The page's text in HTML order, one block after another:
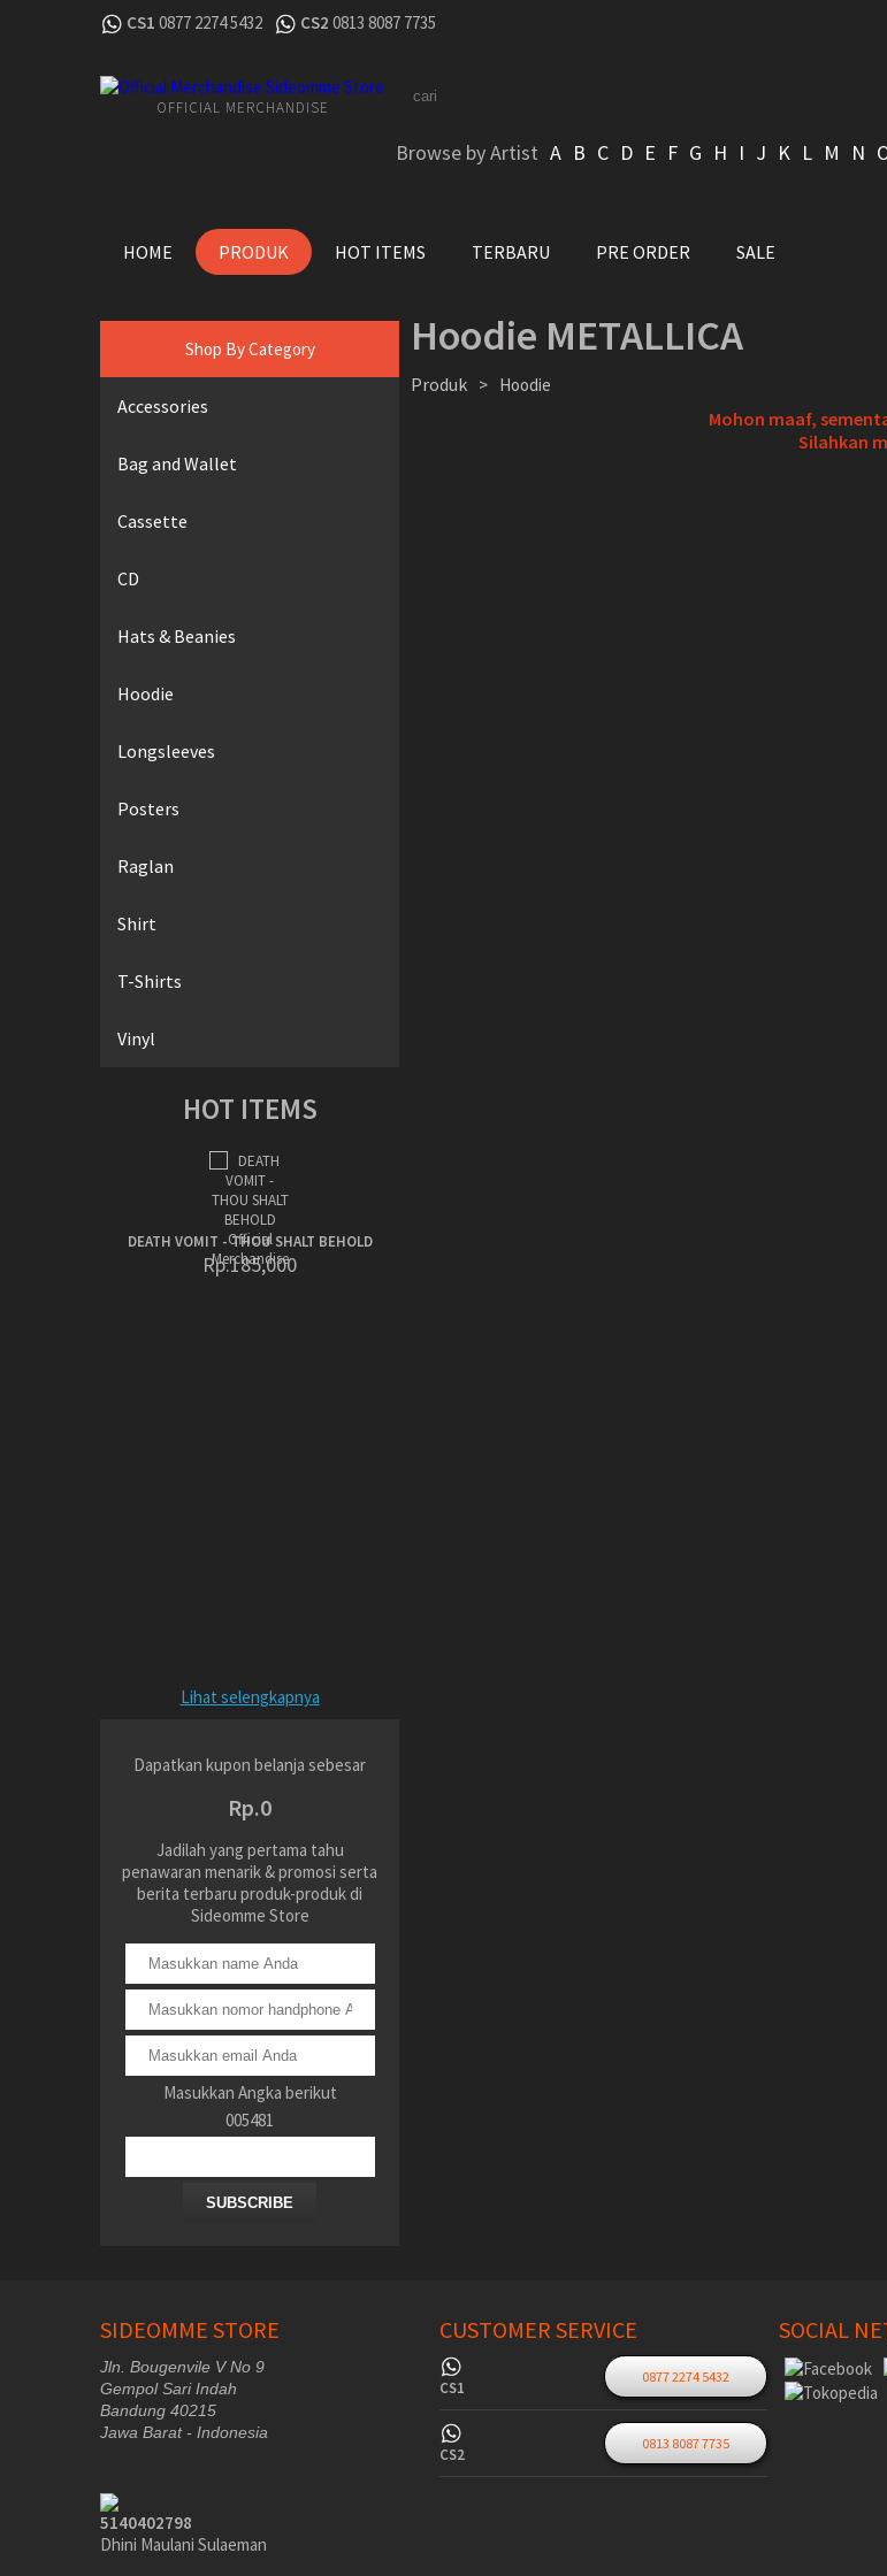
CS1 0877 2274 5432 CS2 0813 8087 7735
OFFICIAL MERCHANDISE
Browse by Artist A B C D E F G H I J K L M N
HOME PRODUK HOT ITEMS TERBARU PRE ORDER SALE
Shop By Category
Accessories
Bag and Wallet
Cassette
CD
Hats & Beanies
Hoodie
Longsleeves
Posters
Raglan
Shirt
T-Shirts
Vinyl
HOT ITEMS
DEATH VOMIT - THOU SHALT BEHOLD
Rp.185,000
Lihat selengkapnya
Dapatkan kupon belanja sebesar
Rp.0
Jadilah yang pertama tahu
penawaran menarik & promosi serta
berita terbaru produk-produk di
Sideomme Store
Masukkan Angka berikut
005481
SUBSCRIBE
Hoodie METALLICA
Produk > Hoodie
Mohon maaf,
Silahkan
SIDEOMME STORE
Jln. Bougenvile V No 9
Gempol Sari Indah
Bandung 40215
Jawa Barat - Indonesia
CUSTOMER SERVICE
CS1
0877 2274 5432
CS2
0813 8087 7735
SOCIAL
5140402798
Dhini Maulani Sulaeman